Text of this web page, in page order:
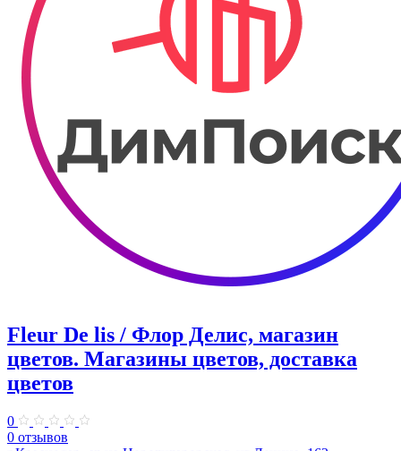
Fleur De lis / Флор Делис, магазин
цветов. Магазины цветов, доставка
цветов
0
0 отзывов